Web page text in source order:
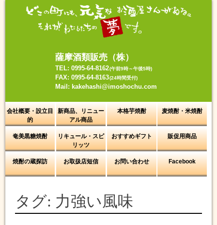
薩摩酒類販売（株）
TEL: 0995-64-8162(午前9時～午後5時)
FAX: 0995-64-8163(24時間受付)
Mail: kakehashi@imoshochu.com
会社概要・設立目
的
新商品、リニュー
アル商品
本格芋焼酎 麦焼酎・米焼酎
奄美黒糖焼酎
リキュール・スピ
リッツ
おすすめギフト 販促用商品
焼酎の蔵探訪 お取扱店短信 お問い合わせ Facebook
タグ: 力強い風味